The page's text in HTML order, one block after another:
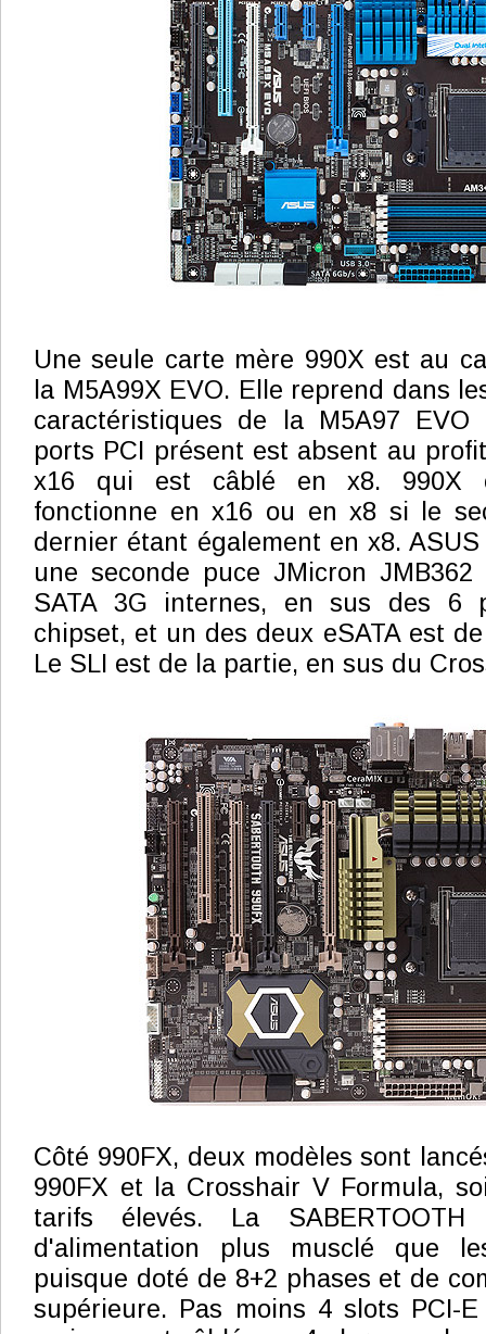
Une seule carte mère 990X est au
la M5A99X EVO. Elle reprend dans
caractéristiques de la M5A97
ports PCI présent est absent au
x16 qui est câblé en x8. 990X
fonctionne en x16 ou en x8 si le
dernier étant également en x8.
une seconde puce JMicron
SATA 3G internes, en sus des 6
chipset, et un des deux eSATA est
Le SLI est de la partie, en sus du
Côté 990FX, deux modèles sont
990FX et la Crosshair V Formula,
tarifs élevés. La
d'alimentation plus musclé que
puisque doté de 8+2 phases et de
supérieure. Pas moins 4 slots PCI-